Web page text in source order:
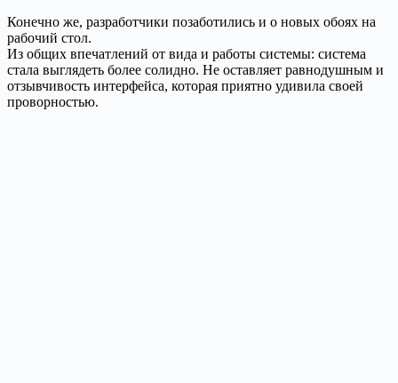
Конечно же, разработчики позаботились и о новых обоях на
рабочий стол.
Из общих впечатлений от вида и работы системы: система
стала выглядеть более солидно. Не оставляет равнодушным и
отзывчивость интерфейса, которая приятно удивила своей
проворностью.